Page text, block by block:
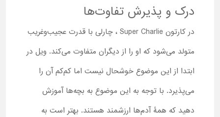
درک و پذیرش تفاوت‌ها
در کارتون Super Charlie ، چارلی با قدرت عجیب‌وغریب
متولد می‌شود که او را از دیگران متفاوت می‌کند. ویل در
ابتدا از این موضوع خوشحال نیست اما کم‌کم آن را
می‌پذیرد. با توجه به این موضوع به بچه‌ها آموزش
دهید که همۀ آدم‌ها ارزشمند هستند. بهتر است به